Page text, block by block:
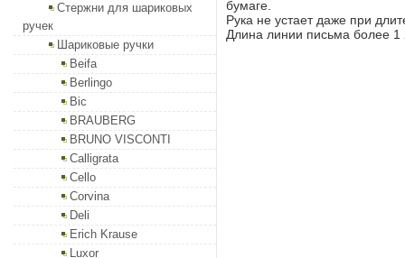
Стержни для шариковых
ручек
Шариковые ручки
Beifa
Berlingo
Bic
BRAUBERG
BRUNO VISCONTI
Calligrata
Cello
Corvina
Deli
Erich Krause
Luxor
бумаге.
Рука не устает даже при
Длина линии письма более